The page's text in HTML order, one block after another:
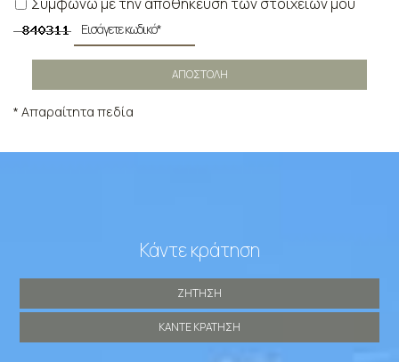
ΑΠΟΣΤΟΛΉ
* Απαραίτητα πεδία
Κάντε κράτηση
ΖΉΤΗΣΗ
ΚΆΝΤΕ ΚΡΆΤΗΣΗ